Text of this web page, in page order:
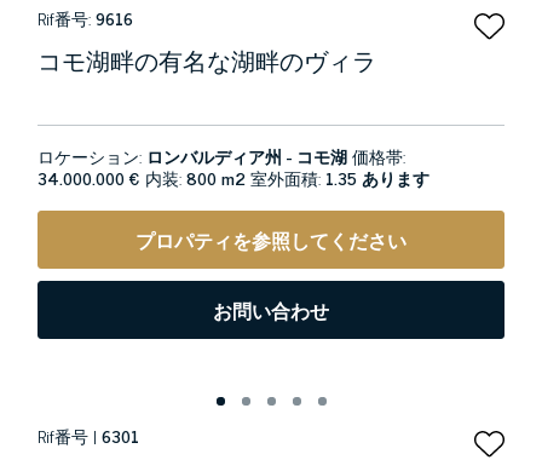
Rif番号:9616
コモ湖畔の有名な湖畔のヴィラ
ロケーション: ロンバルディア州 - コモ湖価格帯:
34.000.000 € 内装:800 m2室外面積: 1.35 あります
プロパティを参照してください
お問い合わせ
Rif番号 | 6301